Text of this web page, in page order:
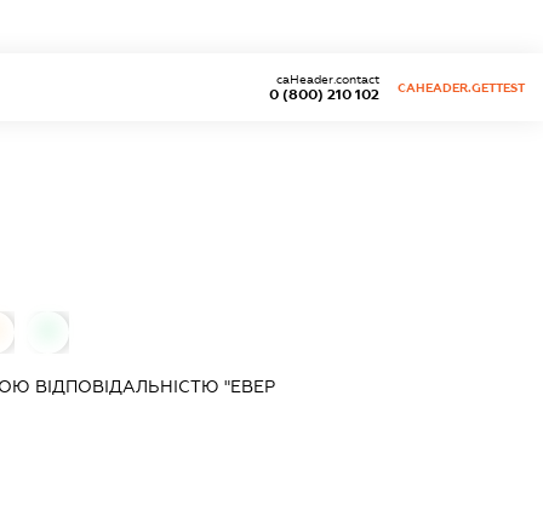
0 (800) 210 102
caHeader.contact
CAHEADER.GETTEST
ВІДПОВІДАЛЬНІСТЮ "ЕВЕР